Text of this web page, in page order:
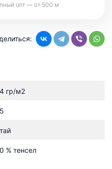
опт — от 500 м
гр/м2
% тенсел